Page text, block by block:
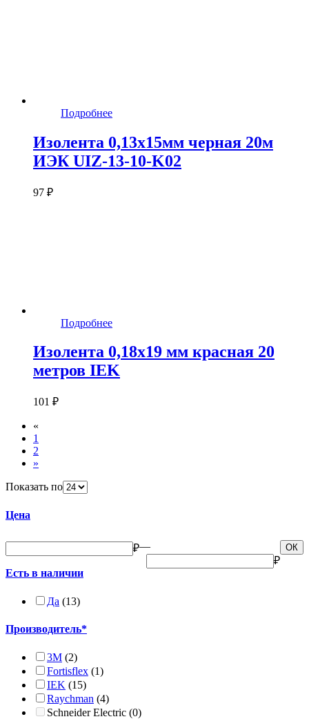
Подробнее
Изолента 0,13х15мм черная 20м
ИЭК UIZ-13-10-K02
97 ₽
Подробнее
Изолента 0,18х19 мм красная 20
метров IEK
101 ₽
«
1
2
»
Показать по
Цена
₽— ОК
₽
Есть в наличии
Да (13)
Производитель*
3M (2)
Fortisflex (1)
IEK (15)
Raychman (4)
Schneider Electric (0)